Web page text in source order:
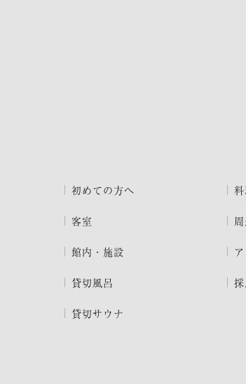
初めての方へ
客室
館内・施設
貸切風呂
貸切サウナ